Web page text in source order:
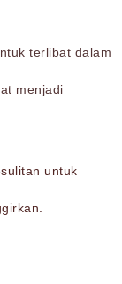
terlibat dalam
menjadi
untuk